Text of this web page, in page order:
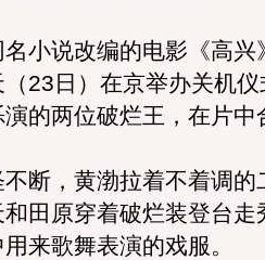
说改编的电影《高兴
23日）在京举办关机
的两位破烂王，在片中
，黄渤拉着不着调的
田原穿着破烂装登台走
来歌舞表演的戏服。